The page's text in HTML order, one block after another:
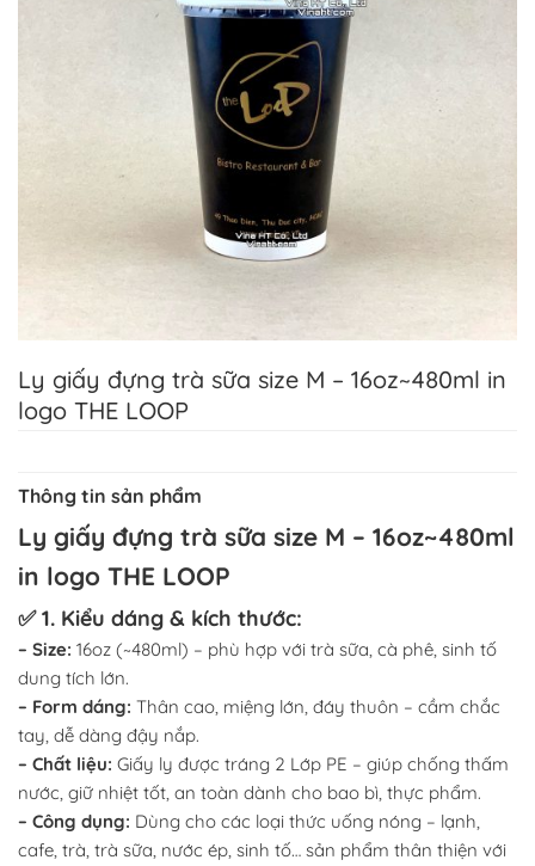
Ly giấy đựng trà sữa size M – 16oz~480ml in
logo THE LOOP
Thông tin sản phẩm
Ly giấy đựng trà sữa size M – 16oz~480ml
in logo THE LOOP
✅ 1. Kiểu dáng & kích thước:
– Size: 16oz (~480ml) – phù hợp với trà sữa, cà phê, sinh tố
dung tích lớn.
– Form dáng: Thân cao, miệng lớn, đáy thuôn – cầm chắc
tay, dễ dàng đậy nắp.
– Chất liệu: Giấy ly được tráng 2 Lớp PE – giúp chống thấm
nước, giữ nhiệt tốt, an toàn dành cho bao bì, thực phẩm.
– Công dụng: Dùng cho các loại thức uống nóng – lạnh,
cafe, trà, trà sữa, nước ép, sinh tố… sản phẩm thân thiện với